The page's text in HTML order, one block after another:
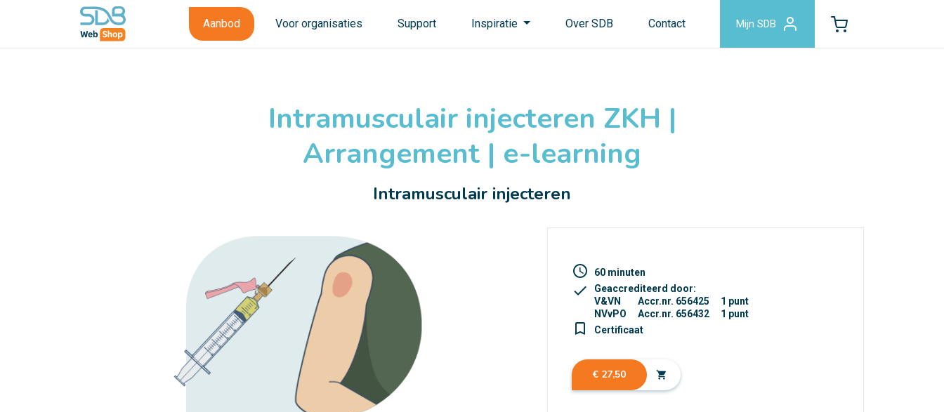
Aanbod Voor organisaties Support Inspiratie Over SDB Contact Mijn SDB
Intramusculair injecteren ZKH |
Arrangement | e-learning
Intramusculair injecteren
access_time 60 minuten
check
Geaccrediteerd door:
V&VN
Accr.nr. 656425
1 punt
NVvPO
Accr.nr. 656432 1 punt
turned_in_not Certificaat
€ 27,50 shopping_cart